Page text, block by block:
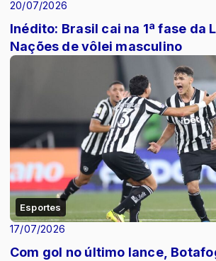
20/07/2026
Inédito: Brasil cai na 1ª fase da
Nações de vôlei masculino
Esportes
17/07/2026
Com gol no último lance,